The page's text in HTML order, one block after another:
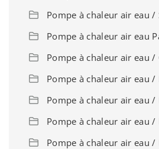
Pompe à chaleur air eau /
Pompe à chaleur air eau
Pompe à chaleur air eau /
Pompe à chaleur air eau
Pompe à chaleur air eau /
Pompe à chaleur air eau /
Pompe à chaleur air eau /